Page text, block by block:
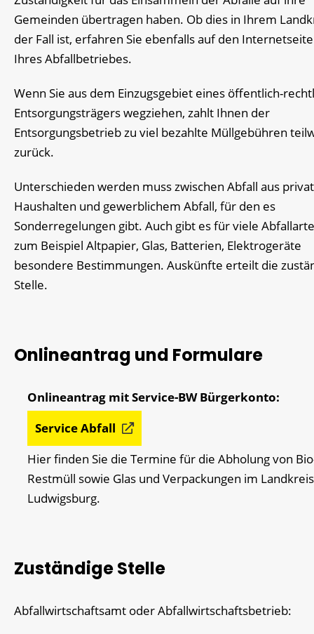
Gemeinden übertragen haben. Ob dies in Ihrem
der Fall ist, erfahren Sie ebenfalls auf den
Ihres Abfallbetriebes.
Wenn Sie aus dem Einzugsgebiet eines öffentlich-
Entsorgungsträgers wegziehen, zahlt Ihnen der
Entsorgungsbetrieb zu viel bezahlte Müllgebühren
zurück.
Unterschieden werden muss zwischen Abfall aus
Haushalten und gewerblichem Abfall, für den es
Sonderregelungen gibt. Auch gibt es für viele
zum Beispiel Altpapier, Glas, Batterien, Elektrogeräte
besondere Bestimmungen. Auskünfte erteilt die
Stelle.
Onlineantrag und Formulare
Service Abfall
Hier finden Sie die Termine für die Abholung von
Restmüll sowie Glas und Verpackungen im Landkreis
Ludwigsburg.
Zuständige Stelle
Abfallwirtschaftsamt oder Abfallwirtschaftsbetrieb: